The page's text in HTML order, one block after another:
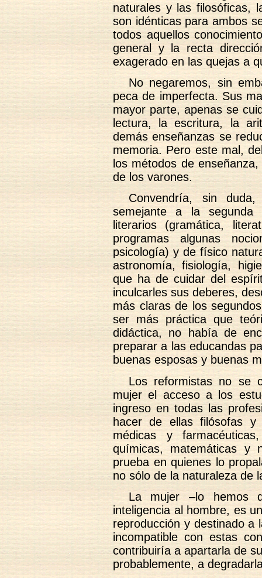
naturales y las filosóficas,
son idénticas para ambos
todos aquellos
general y la recta
exagerado en las quejas a
No negaremos, sin
peca de imperfecta. Sus
mayor parte, apenas se
lectura, la escritura, la
demás enseñanzas se
memoria. Pero este mal,
los métodos de
de los varones.
Convendría, sin
semejante a la segunda
literarios (gramática,
programas algunas
psicología) y de físico
astronomía, fisiología,
que ha de cuidar del
inculcarles sus deberes,
más claras de los
ser más práctica que
didáctica, no había de
preparar a las educandas
buenas esposas y buenas
Los reformistas no se
mujer el acceso a los
ingreso en todas las
hacer de ellas filósofas y
médicas y
químicas, matemáticas y
prueba en quienes lo
no sólo de la naturaleza de
La mujer –lo hemos
inteligencia al hombre, es
reproducción y destinado a
incompatible con estas
contribuiría a apartarla de
probablemente, a